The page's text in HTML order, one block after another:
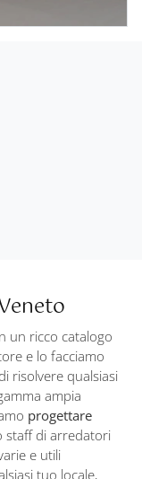
un ricco catalogo
e lo facciamo
risolvere qualsiasi
ampia
progettare
staff di arredatori
e utili
tuo locale,